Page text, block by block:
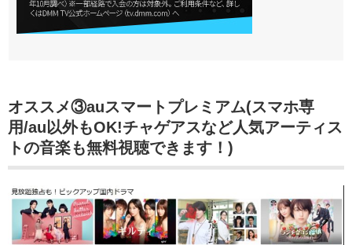
オススメ③auスマートプレミアム(スマホ専
用/au以外もOK!チャゲアスなど人気アーティス
トの音楽も無料視聴できます！)